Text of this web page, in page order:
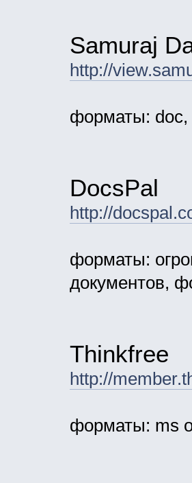
Samuraj
http://
форматы: doc,
DocsPal
http://
форматы:
документов,
Thinkfree
http://
форматы: ms